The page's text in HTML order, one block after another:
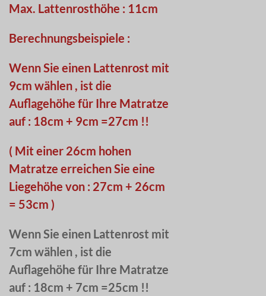
Max. Lattenrosthöhe : 11cm
Berechnungsbeispiele :
Wenn Sie einen Lattenrost mit
9cm wählen , ist die
Auflagehöhe für Ihre Matratze
auf : 18cm + 9cm =27cm !!
( Mit einer 26cm hohen
Matratze erreichen Sie eine
Liegehöhe von : 27cm + 26cm
= 53cm )
Wenn Sie einen Lattenrost mit
7cm wählen , ist die
Auflagehöhe für Ihre Matratze
auf : 18cm + 7cm =25cm !!